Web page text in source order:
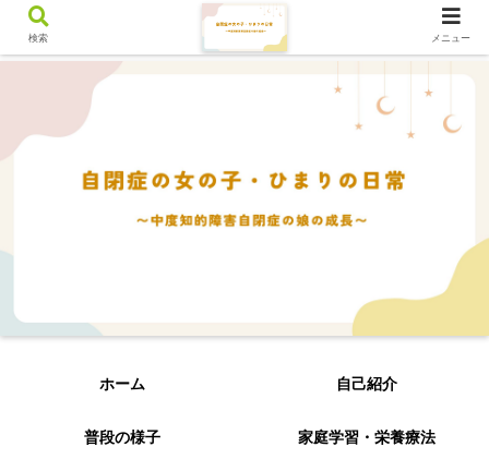
ホーム 自己紹介
普段の様子 家庭学習・栄養療法
検索 メニュー